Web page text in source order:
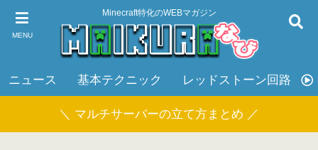
MENU
Minecraft特化のWEBマガジン
ニュース 基本テクニック レッドストーン回路
＼ マルチサーバーの立て方まとめ ／